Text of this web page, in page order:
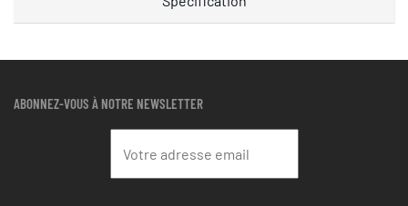
ABONNEZ-VOUS À NOTRE NEWSLETTER